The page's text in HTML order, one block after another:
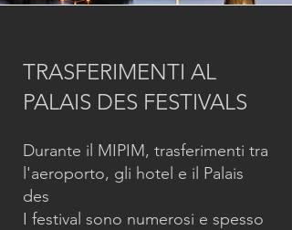
TRASFERIMENTI AL
PALAIS DES FESTIVALS
Durante il MIPIM, trasferimenti tra
l'aeroporto, gli hotel e il Palais
des
I festival sono numerosi e spesso